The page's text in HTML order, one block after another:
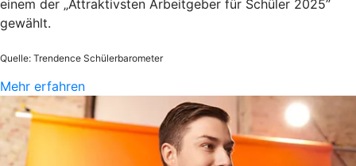
einem der „Attraktivsten Arbeitgeber für Schüler 2025”
gewählt.
Quelle: Trendence Schülerbarometer
Mehr erfahren